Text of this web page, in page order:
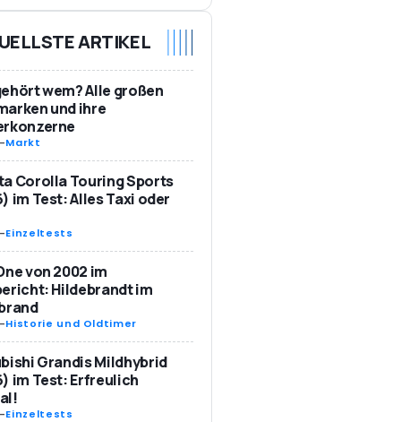
ARTIKEL
wem? Alle großen
und ihre
-Markt
Corolla Touring Sports
im Test: Alles Taxi oder
-Einzeltests
von 2002 im
Hildebrandt im
-Historie und Oldtimer
Grandis Mildhybrid
im Test: Erfreulich
-Einzeltests